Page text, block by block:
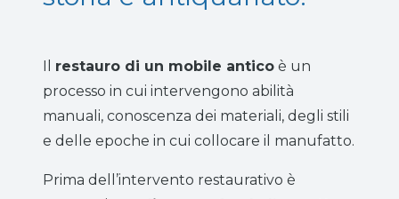
Il restauro di un mobile antico è un
processo in cui intervengono abilità
manuali, conoscenza dei materiali, degli stili
e delle epoche in cui collocare il manufatto.
Prima dell’intervento restaurativo è